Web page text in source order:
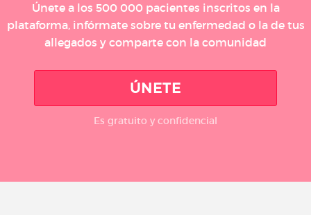
Únete a los 500 000 pacientes inscritos en la
plataforma, infórmate sobre tu enfermedad o la de tus
allegados y comparte con la comunidad
ÚNETE
Es gratuito y confidencial